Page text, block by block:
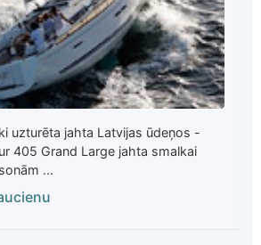
uzturēta jahta Latvijas ūdeņos -
405 Grand Large jahta smalkai
...